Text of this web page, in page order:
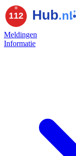
Meldingen
Informatie